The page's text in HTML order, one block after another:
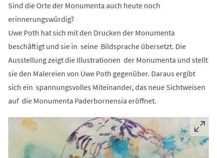
Sind die Orte der Monumenta auch heute noch
erinnerungswürdig?
Uwe Poth hat sich mit den Drucken der Monumenta
beschäftigt und sie in seine Bildsprache übersetzt. Die
Ausstellung zeigt die Illustrationen der Monumenta und stellt
sie den Malereien von Uwe Poth gegenüber. Daraus ergibt
sich ein spannungsvolles Miteinander, das neue Sichtweisen
auf die Monumenta Paderbornensia eröffnet.